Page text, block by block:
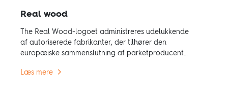
Real wood
The Real Wood-logoet administreres udelukkende
af autoriserede fabrikanter, der tilhører den
europæiske sammenslutning af parketproducenter
som råstof; bl.a. kræves der mindre energi til
Læs mere